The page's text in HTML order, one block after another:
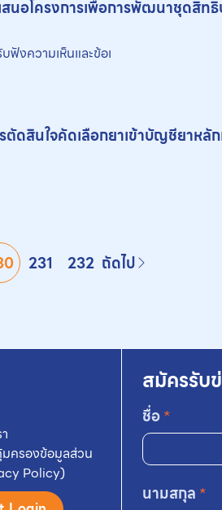
อโครงการเพื่อการพัฒนาชุดสิท
งความเห็นและข้อเ
ตัดสินใจคัดเลือกยาเข้าบัญชียาหลั
231 232 ถัดไป
มครองข้อมูลส่วน
Policy)
สมัครรับ
ชื่อ*
นามสกุล *